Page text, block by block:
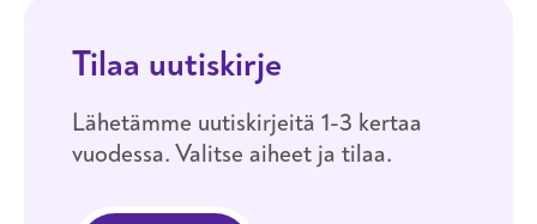
Tilaa uutiskirje
Lähetämme uutiskirjeitä 1-3 kertaa
vuodessa. Valitse aiheet ja tilaa.